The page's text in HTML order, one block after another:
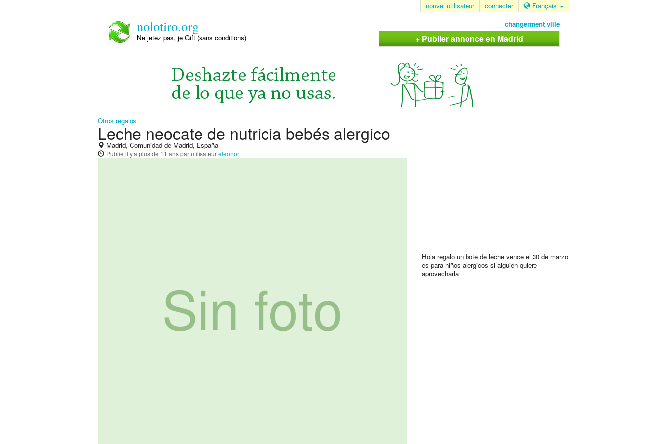
nouvel utilisateur connecter Français
nolotiro.org
Ne jetez pas, je Gift (sans conditions)
changerment ville
+ Publier annonce en Madrid
Otros regalos
Leche neocate de nutricia bebés alergico
Madrid, Comunidad de Madrid, España
Publié il y a plus de 11 anspar utilisateureleonor
Hola regalo un bote de leche vence el 30 de marzo
es para niños alergicos si alguien quiere
aprovecharla